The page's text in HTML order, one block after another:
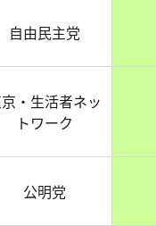
自由民主党
・生活者ネッ
トワーク
公明党